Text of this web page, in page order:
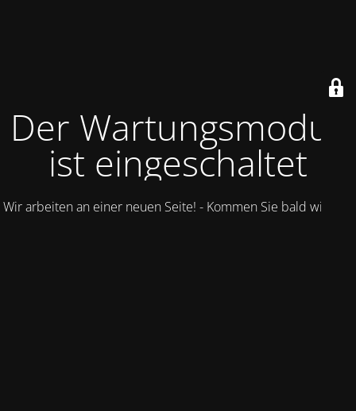
Der Wartungsmodus
ist eingeschaltet
Wir arbeiten an einer neuen Seite! - Kommen Sie bald wieder.